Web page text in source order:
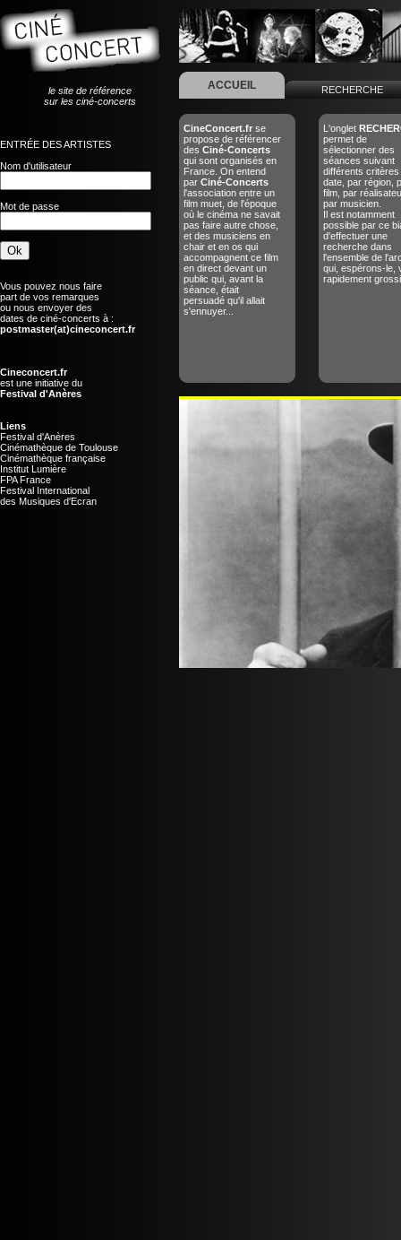
le site de référence
sur les ciné-concerts
ENTRÉE DES ARTISTES
Nom d'utilisateur
Mot de passe
Vous pouvez nous faire
part de vos remarques
ou nous envoyer des
dates de ciné-concerts à :
postmaster(at)cineconcert.fr
Cineconcert.fr
est une initiative du
Festival d'Anères
Liens
Festival d'Anères
Cinémathèque de Toulouse
Cinémathèque française
Institut Lumière
FPA France
Festival International
des Musiques d'Ecran
ACCUEIL RECHERCHE
CineConcert.fr se
propose de référencer
des Ciné-Concerts
qui sont organisés en
France. On entend
par Ciné-Concerts
l'association entre un
film muet, de l'époque
où le cinéma ne savait
pas faire autre chose,
et des musiciens en
chair et en os qui
accompagnent ce film
en direct devant un
public qui, avant la
séance, était
persuadé qu'il allait
s'ennuyer...
L'onglet
permet de
sélectionner des
séances suivant
différents critères
date, par région,
film, par
par musicien.
Il est notamment
possible par ce
d'effectuer une
recherche dans
l'ensemble de
qui, espérons-le,
rapidement